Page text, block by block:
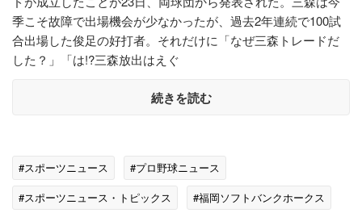
季こそ故障で出場機会が少なかったが、過去2年連続で100試
合出場した俊足の好打者。それだけに「なぜ三森トレードだ
した？」「は!?三森放出はえぐ
続きを読む
#スポーツニュース
#プロ野球ニュース
#スポーツニュース・トピックス
#福岡ソフトバンクホークス